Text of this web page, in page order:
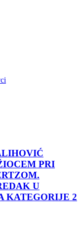
PRI
U
KATEGORIJE 2